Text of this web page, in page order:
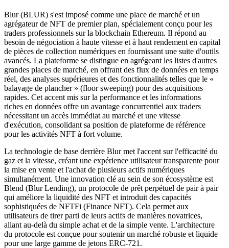
Blur (BLUR) s'est imposé comme une place de marché et un
agrégateur de NFT de premier plan, spécialement conçu pour les
traders professionnels sur la blockchain Ethereum. Il répond au
besoin de négociation à haute vitesse et à haut rendement en capital
de pièces de collection numériques en fournissant une suite d'outils
avancés. La plateforme se distingue en agrégeant les listes d'autres
grandes places de marché, en offrant des flux de données en temps
réel, des analyses supérieures et des fonctionnalités telles que le «
balayage de plancher » (floor sweeping) pour des acquisitions
rapides. Cet accent mis sur la performance et les informations
riches en données offre un avantage concurrentiel aux traders
nécessitant un accès immédiat au marché et une vitesse
d'exécution, consolidant sa position de plateforme de référence
pour les activités NFT à fort volume.
La technologie de base derrière Blur met l'accent sur l'efficacité du
gaz et la vitesse, créant une expérience utilisateur transparente pour
la mise en vente et l'achat de plusieurs actifs numériques
simultanément. Une innovation clé au sein de son écosystème est
Blend (Blur Lending), un protocole de prêt perpétuel de pair à pair
qui améliore la liquidité des NFT et introduit des capacités
sophistiquées de NFTFi (Finance NFT). Cela permet aux
utilisateurs de tirer parti de leurs actifs de manières novatrices,
allant au-delà du simple achat et de la simple vente. L'architecture
du protocole est conçue pour soutenir un marché robuste et liquide
pour une large gamme de jetons ERC-721.